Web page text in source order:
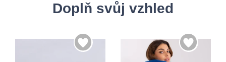
Doplň svůj vzhled